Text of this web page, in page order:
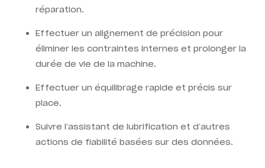
réparation.
Effectuer un alignement de précision pour
éliminer les contraintes internes et prolonger la
durée de vie de la machine.
Effectuer un équilibrage rapide et précis sur
place.
Suivre l’assistant de lubrification et d’autres
actions de fiabilité basées sur des données.